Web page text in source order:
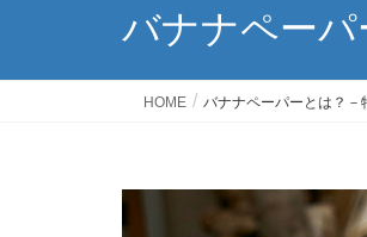
バナナペー
HOME バナナペーパーとは？－